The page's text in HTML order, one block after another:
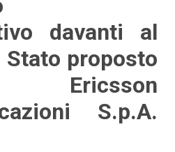
davanti al
proposto
S.p.A.